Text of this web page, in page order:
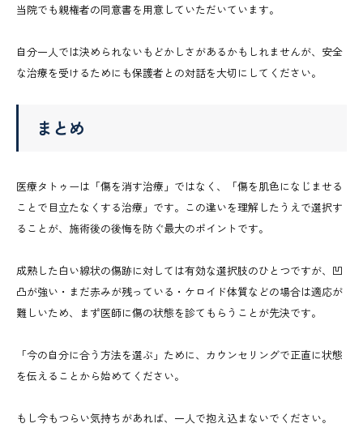
当院でも親権者の同意書を用意していただいています。
自分一人では決められないもどかしさがあるかもしれませんが、安全
な治療を受けるためにも保護者との対話を大切にしてください。
まとめ
医療タトゥーは「傷を消す治療」ではなく、「傷を肌色になじませる
ことで目立たなくする治療」です。この違いを理解したうえで選択す
ることが、施術後の後悔を防ぐ最大のポイントです。
成熟した白い線状の傷跡に対しては有効な選択肢のひとつですが、凹
凸が強い・まだ赤みが残っている・ケロイド体質などの場合は適応が
難しいため、まず医師に傷の状態を診てもらうことが先決です。
「今の自分に合う方法を選ぶ」ために、カウンセリングで正直に状態
を伝えることから始めてください。
もし今もつらい気持ちがあれば、一人で抱え込まないでください。